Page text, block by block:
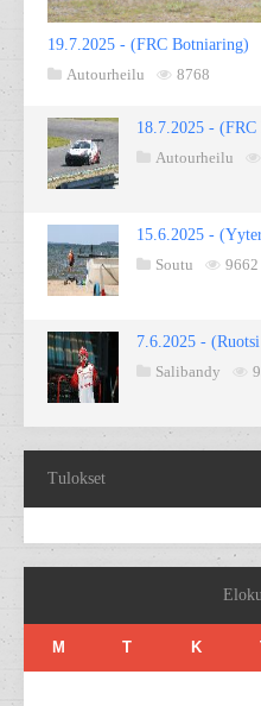
19.7.2025 - (FRC Botniaring)
Autourheilu
8768
18.7.2025 -
Autourheilu
15.6.2025 -
Soutu
9662
7.6.2025 -
Salibandy
Tulokset
M T K